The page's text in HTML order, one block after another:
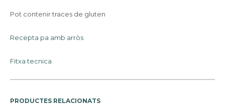
Pot contenir traces de gluten
Recepta pa amb arròs
Fitxa tecnica
PRODUCTES RELACIONATS